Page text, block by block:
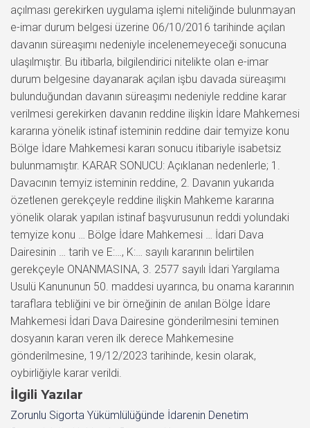
açılması gerekirken uygulama işlemi niteliğinde bulunmayan
e-imar durum belgesi üzerine 06/10/2016 tarihinde açılan
davanın süreaşımı nedeniyle incelenemeyeceği sonucuna
ulaşılmıştır. Bu itibarla, bilgilendirici nitelikte olan e-imar
durum belgesine dayanarak açılan işbu davada süreaşımı
bulunduğundan davanın süreaşımı nedeniyle reddine karar
verilmesi gerekirken davanın reddine ilişkin İdare Mahkemesi
kararına yönelik istinaf isteminin reddine dair temyize konu
Bölge İdare Mahkemesi kararı sonucu itibariyle isabetsiz
bulunmamıştır. KARAR SONUCU: Açıklanan nedenlerle; 1.
Davacının temyiz isteminin reddine, 2. Davanın yukarıda
özetlenen gerekçeyle reddine ilişkin Mahkeme kararına
yönelik olarak yapılan istinaf başvurusunun reddi yolundaki
temyize konu … Bölge İdare Mahkemesi … İdari Dava
Dairesinin … tarih ve E:…, K:… sayılı kararının belirtilen
gerekçeyle ONANMASINA, 3. 2577 sayılı İdari Yargılama
Usulü Kanununun 50. maddesi uyarınca, bu onama kararının
taraflara tebliğini ve bir örneğinin de anılan Bölge İdare
Mahkemesi İdari Dava Dairesine gönderilmesini teminen
dosyanın kararı veren ilk derece Mahkemesine
gönderilmesine, 19/12/2023 tarihinde, kesin olarak,
oybirliğiyle karar verildi.
İlgili Yazılar
Zorunlu Sigorta Yükümlülüğünde İdarenin Denetim